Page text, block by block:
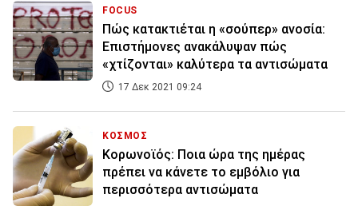
FOCUS
Πώς κατακτιέται η «σούπερ» ανοσία:
Επιστήμονες ανακάλυψαν πώς
«χτίζονται» καλύτερα τα αντισώματα
17 Δεκ 2021 09:24
ΚΟΣΜΟΣ
Κορωνοϊός: Ποια ώρα της ημέρας
πρέπει να κάνετε το εμβόλιο για
περισσότερα αντισώματα